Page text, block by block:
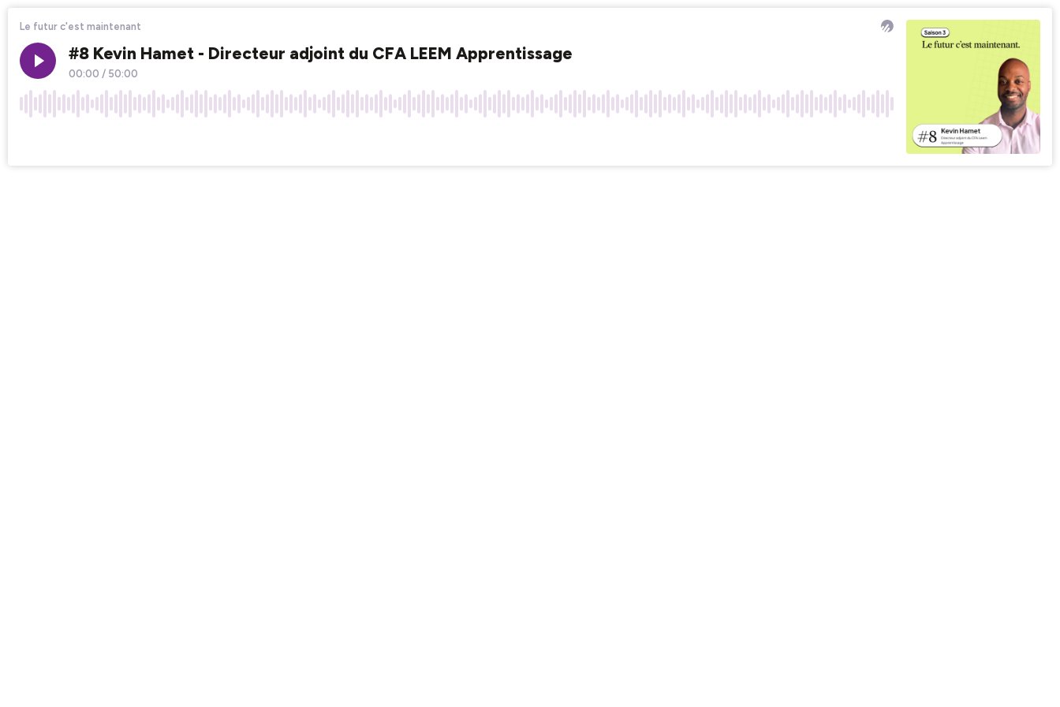
Le futur c'est maintenant
#8 Kevin Hamet - Directeur adjoint du CFA LEEM Apprentissage
00:00 / 50:00